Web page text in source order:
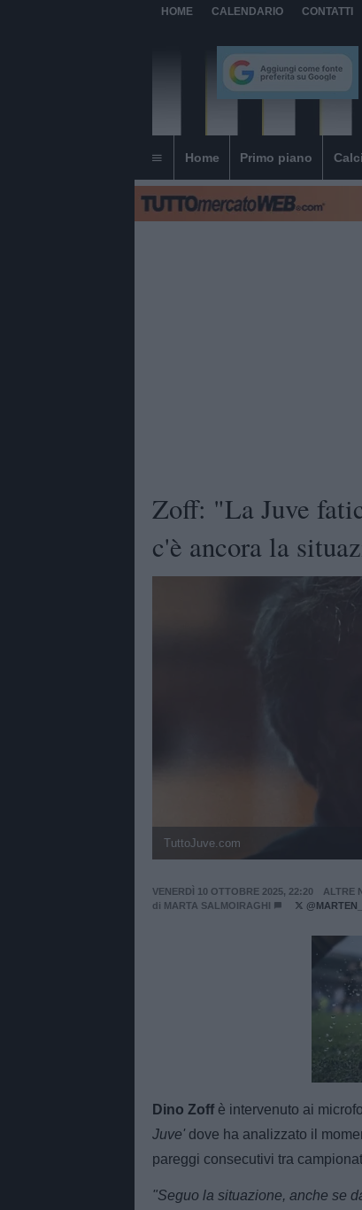
HOME CALENDARIO CONTATTI
Home Primo piano
Zoff: "La Juve
c'è ancora la
TuttoJuve.com
VENERDÌ 10 OTTOBRE 2025, 22:20
ALTRE
di MARTA SALMOIRAGHI
Dino Zoff è intervenuto ai
Juve' dove ha analizzato il
pareggi consecutivi tra
"Seguo la situazione, anche se